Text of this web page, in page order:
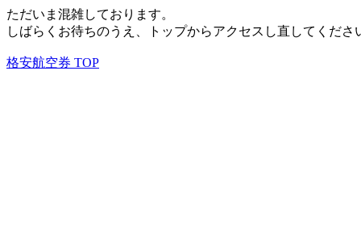
ただいま混雑しております。
しばらくお待ちのうえ、トップからアクセスし直してくださ
格安航空券 TOP